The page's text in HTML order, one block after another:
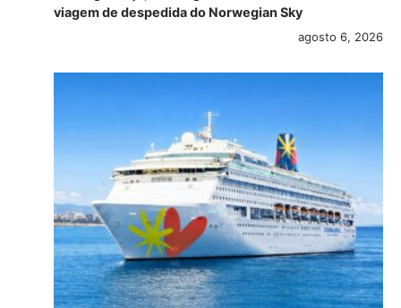
viagem de despedida do Norwegian Sky
agosto 6, 2026